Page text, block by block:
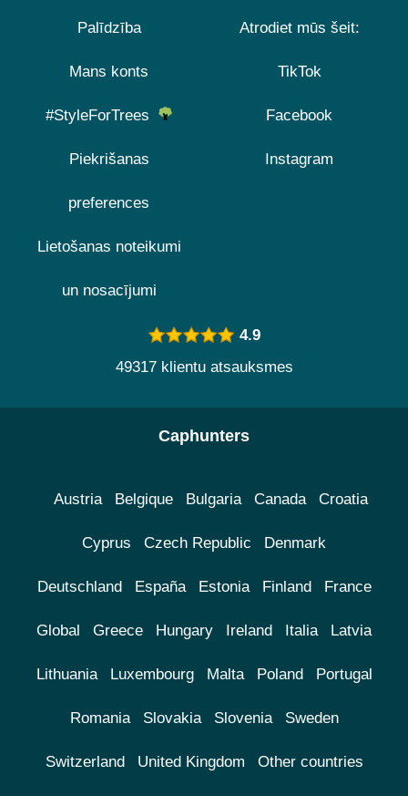
Palīdzība
Mans konts
#StyleForTrees
Piekrišanas
preferences
Lietošanas noteikumi
un nosacījumi
Atrodiet mūs šeit:
TikTok
Facebook
Instagram
4.9
49317 klientu atsauksmes
Caphunters
Austria Belgique Bulgaria Canada Croatia
Cyprus Czech Republic Denmark
Deutschland España Estonia Finland France
Global Greece Hungary Ireland Italia Latvia
Lithuania Luxembourg Malta Poland Portugal
Romania Slovakia Slovenia Sweden
Switzerland United Kingdom Other countries